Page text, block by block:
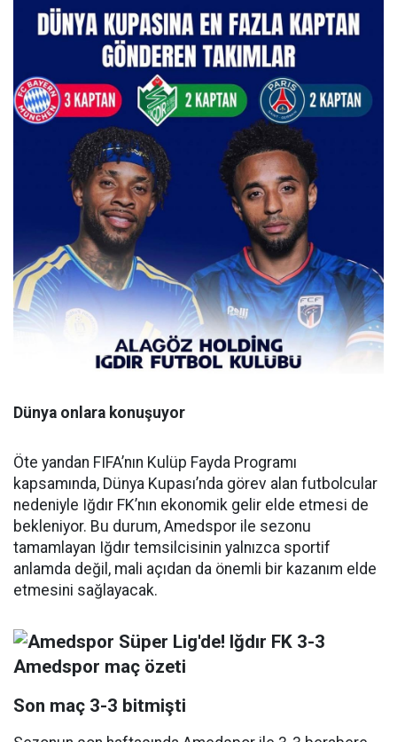
Dünya onlara konuşuyor
Öte yandan FIFA’nın Kulüp Fayda Programı
kapsamında, Dünya Kupası’nda görev alan futbolcular
nedeniyle Iğdır FK’nın ekonomik gelir elde etmesi de
bekleniyor. Bu durum, Amedspor ile sezonu
tamamlayan Iğdır temsilcisinin yalnızca sportif
anlamda değil, mali açıdan da önemli bir kazanım elde
etmesini sağlayacak.
Son maç 3-3 bitmişti